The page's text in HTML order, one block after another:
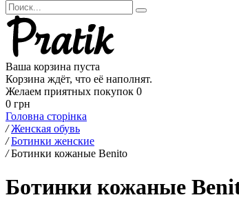
Ваша корзина пуста
Корзина ждёт, что её наполнят.
Желаем приятных покупок 0
0 грн
Головна сторінка
/ Женская обувь
/ Ботинки женские
/ Ботинки кожаные Benito
Ботинки кожаные